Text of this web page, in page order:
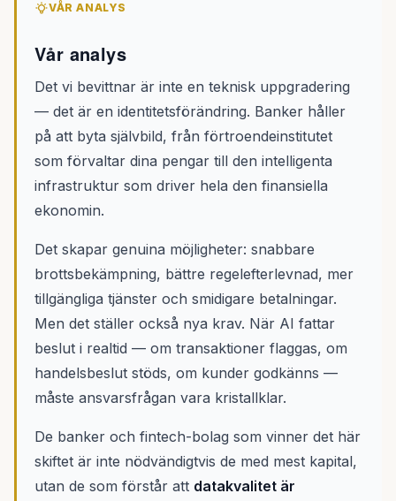
VÅR ANALYS
Vår analys
Det vi bevittnar är inte en teknisk uppgradering
— det är en identitetsförändring. Banker håller
på att byta självbild, från förtroendeinstitutet
som förvaltar dina pengar till den intelligenta
infrastruktur som driver hela den finansiella
ekonomin.
Det skapar genuina möjligheter: snabbare
brottsbekämpning, bättre regelefterlevnad, mer
tillgängliga tjänster och smidigare betalningar.
Men det ställer också nya krav. När AI fattar
beslut i realtid — om transaktioner flaggas, om
handelsbeslut stöds, om kunder godkänns —
måste ansvarsfrågan vara kristallklar.
De banker och fintech-bolag som vinner det här
skiftet är inte nödvändigtvis de med mest kapital,
utan de som förstår att datakvalitet är